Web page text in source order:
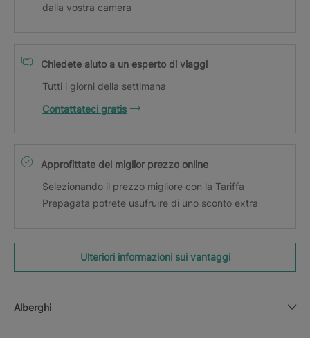
dalla vostra camera
Chiedete aiuto a un esperto di viaggi
Tutti i giorni della settimana
Contattateci gratis
Approfittate del miglior prezzo online
Selezionando il prezzo migliore con la Tariffa
Prepagata potrete usufruire di uno sconto extra
Ulteriori informazioni sui vantaggi
Alberghi